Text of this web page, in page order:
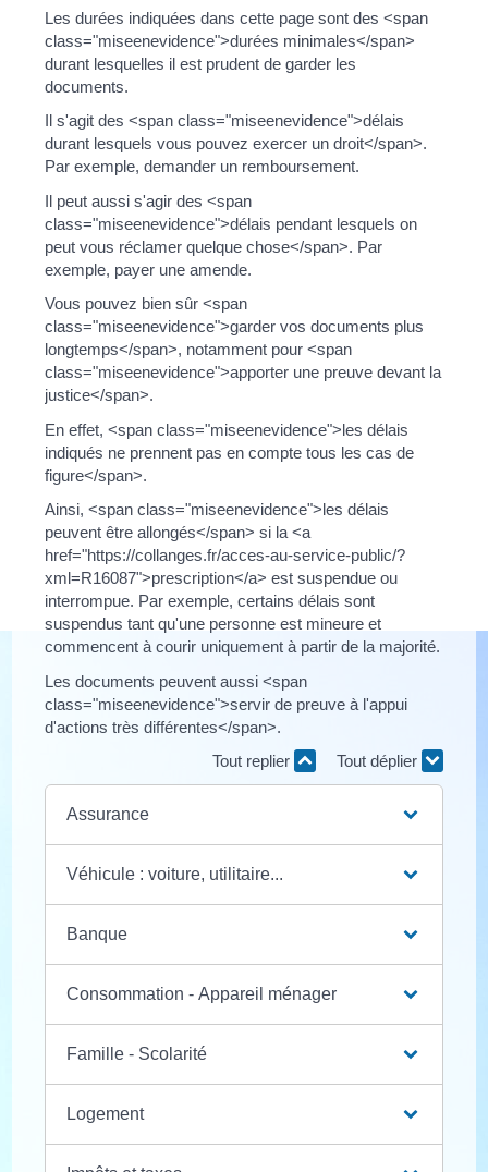
Les durées indiquées dans cette page sont des <span
class="miseenevidence">durées minimales</span>
durant lesquelles il est prudent de garder les
documents.
Il s'agit des <span class="miseenevidence">délais
durant lesquels vous pouvez exercer un droit</span>.
Par exemple, demander un remboursement.
Il peut aussi s'agir des <span
class="miseenevidence">délais pendant lesquels on
peut vous réclamer quelque chose</span>. Par
exemple, payer une amende.
Vous pouvez bien sûr <span
class="miseenevidence">garder vos documents plus
longtemps</span>, notamment pour <span
class="miseenevidence">apporter une preuve devant la
justice</span>.
En effet, <span class="miseenevidence">les délais
indiqués ne prennent pas en compte tous les cas de
figure</span>.
Ainsi, <span class="miseenevidence">les délais
peuvent être allongés</span> si la <a
href="https://collanges.fr/acces-au-service-public/?
xml=R16087">prescription</a> est suspendue ou
interrompue. Par exemple, certains délais sont
suspendus tant qu'une personne est mineure et
commencent à courir uniquement à partir de la majorité.
Les documents peuvent aussi <span
class="miseenevidence">servir de preuve à l'appui
d'actions très différentes</span>.
Tout replier
Tout déplier
Assurance
Véhicule : voiture, utilitaire...
Banque
Consommation - Appareil ménager
Famille - Scolarité
Logement